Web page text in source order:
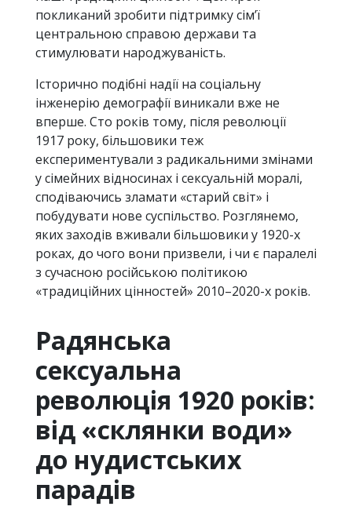
покликаний зробити підтримку сім’ї
центральною справою держави та
стимулювати народжуваність.
Історично подібні надії на соціальну
інженерію демографії виникали вже не
вперше. Сто років тому, після революції
1917 року, більшовики теж
експериментували з радикальними змінами
у сімейних відносинах і сексуальній моралі,
сподіваючись зламати «старий світ» і
побудувати нове суспільство. Розглянемо,
яких заходів вживали більшовики у 1920-х
роках, до чого вони призвели, і чи є паралелі
з сучасною російською політикою
«традиційних цінностей» 2010–2020-х років.
Радянська
сексуальна
революція 1920 років:
від «склянки води»
до нудистських
парадів